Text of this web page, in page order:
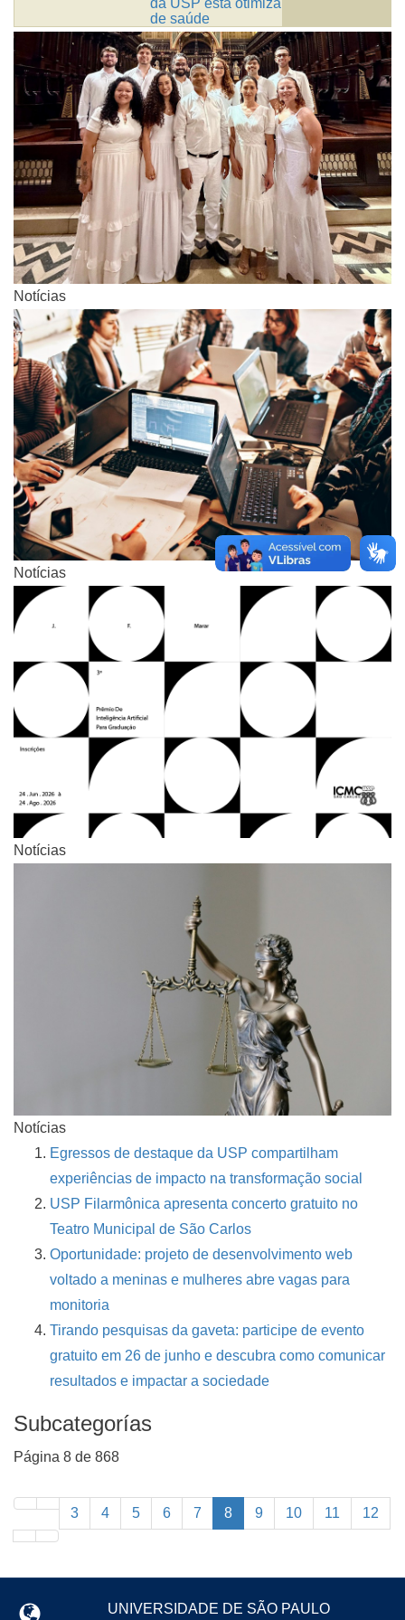
da USP está otimizando os sistemas
de saúde
Notícias
Notícias
Notícias
Notícias
Egressos de destaque da USP compartilham
experiências de impacto na transformação social
USP Filarmônica apresenta concerto gratuito no
Teatro Municipal de São Carlos
Oportunidade: projeto de desenvolvimento web
voltado a meninas e mulheres abre vagas para
monitoria
Tirando pesquisas da gaveta: participe de evento
gratuito em 26 de junho e descubra como comunicar
resultados e impactar a sociedade
Subcategorías
Página 8 de 868
3 4 5 6 7 8 9 10 11 12
UNIVERSIDADE DE SÃO PAULO